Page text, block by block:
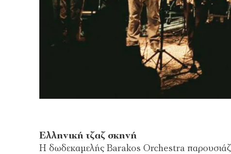
Eλληνική τζαζ σκηνή
Η δωδεκαμελής Barakos Orchestra